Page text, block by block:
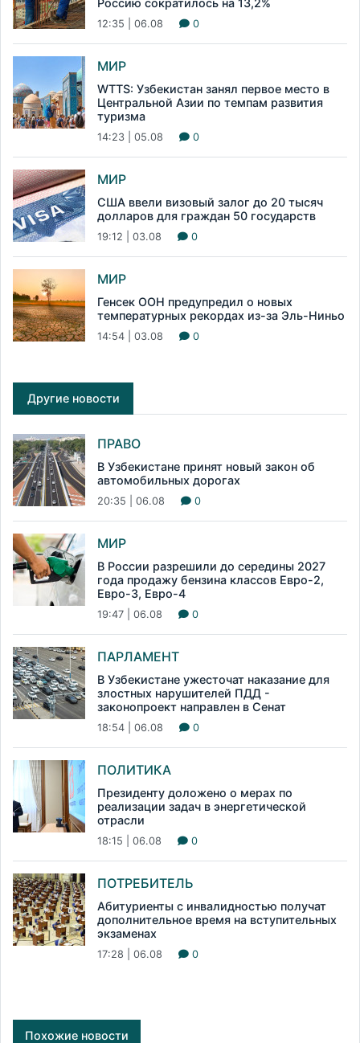
12:35 | 06.08 0
МИР
WTTS: Узбекистан занял первое место в
Центральной Азии по темпам развития
туризма
14:23 | 05.08 0
МИР
США ввели визовый залог до 20 тысяч
долларов для граждан 50 государств
19:12 | 03.08 0
МИР
Генсек ООН предупредил о новых
температурных рекордах из-за Эль-Ниньо
14:54 | 03.08 0
Другие новости
ПРАВО
В Узбекистане принят новый закон об
автомобильных дорогах
20:35 | 06.08 0
МИР
В России разрешили до середины 2027
года продажу бензина классов Евро-2,
Евро-3, Евро-4
19:47 | 06.08 0
ПАРЛАМЕНТ
В Узбекистане ужесточат наказание для
злостных нарушителей ПДД -
законопроект направлен в Сенат
18:54 | 06.08 0
ПОЛИТИКА
Президенту доложено о мерах по
реализации задач в энергетической
отрасли
18:15 | 06.08 0
ПОТРЕБИТЕЛЬ
Абитуриенты с инвалидностью получат
дополнительное время на вступительных
экзаменах
17:28 | 06.08 0
Похожие новости